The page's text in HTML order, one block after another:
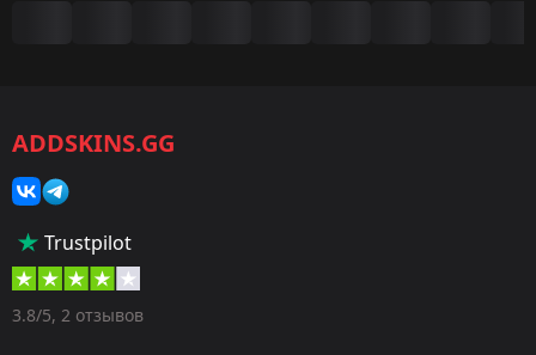
Категория:
Скины
Пистолеты-пулемёты
Оружие:
ADDSKINS.GG
Trustpilot
3.8/5, 2 отзывов